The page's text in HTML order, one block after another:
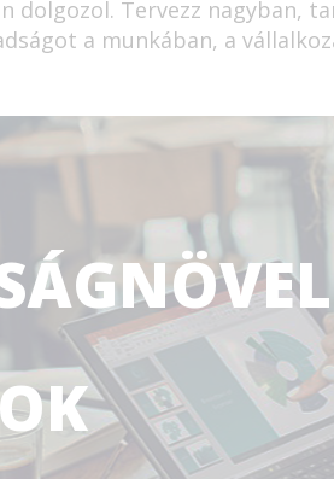
dolgozol. Tervezz nagyban,
a munkában, a